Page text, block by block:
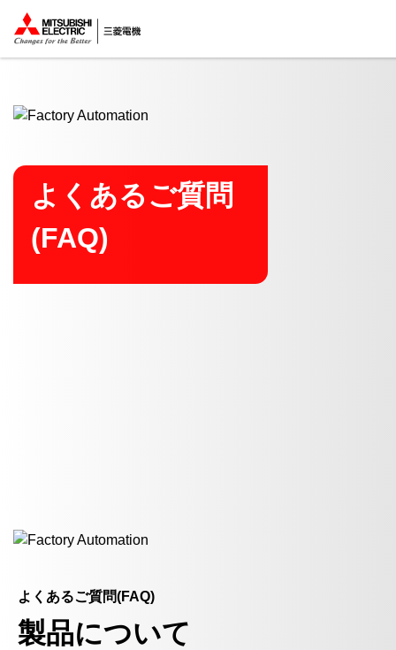
ここから本文
よくあるご質問
(FAQ)
よくあるご質問(FAQ)
製品について